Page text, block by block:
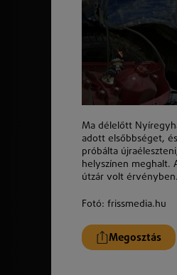
Ma délelőtt
adott elsőbbséget,
próbálta
helyszínen meghalt.
útzár volt érvényben.
Fotó: frissmedia.hu
Megosztás